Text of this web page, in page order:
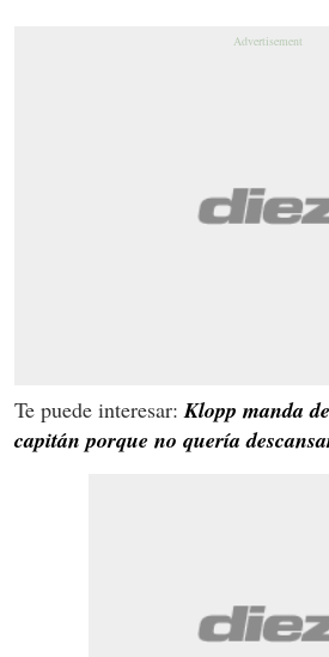
Te puede interesar:Klopp manda
capitán porque no quería